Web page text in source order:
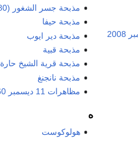
قائمة المجازر المنفذة خلال الهجوم على قطاع غزة (ديسمبر 2008
مذبحة جسر الشغور (1980)
مذبحة حيفا
مذبحة دير ايوب
مذبحة قبية
مذبحة قرية الشيخ حارة
مذبحة نانجنغ
مظاهرات 11 ديسمبر 1960
ه
هولوكوست